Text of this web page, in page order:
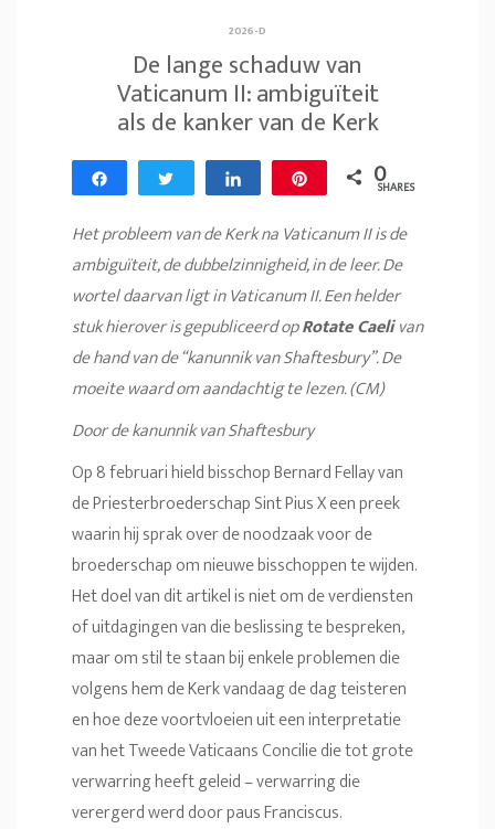
2026-D
De lange schaduw van
Vaticanum II: ambiguïteit
als de kanker van de Kerk
Share Tweet Share 0
SHARES
Het probleem van de Kerk na Vaticanum II is de
ambiguïteit, de dubbelzinnigheid, in de leer. De
wortel daarvan ligt in Vaticanum II. Een helder
stuk hierover is gepubliceerd opRotate Caelivan
de hand van de “kanunnik van Shaftesbury”. De
moeite waard om aandachtig te lezen. (CM)
Door de kanunnik van Shaftesbury
Op 8 februari hield bisschop Bernard Fellay van
de Priesterbroederschap Sint Pius Xeen preek
waarin hij sprak over de noodzaak voor de
broederschap om nieuwe bisschoppen te wijden.
Het doel van dit artikel is niet om de verdiensten
of uitdagingen van die beslissing te bespreken,
maar om stil te staan bij enkele problemen die
volgens hem de Kerk vandaag de dag teisteren
en hoe deze voortvloeien uit een interpretatie
van het Tweede Vaticaans Concilie die tot grote
verwarring heeft geleid – verwarring die
verergerd werd door paus Franciscus.